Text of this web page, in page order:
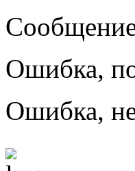
Ошибка,
Ошибка,